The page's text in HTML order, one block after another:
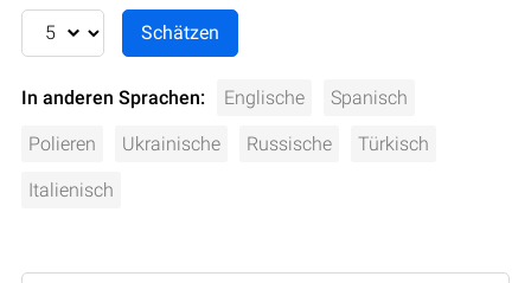
In anderen Sprachen: Englische Spanisch
Polieren Ukrainische Russische Türkisch
Italienisch